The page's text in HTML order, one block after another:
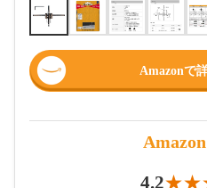
Amazonで
Amazon
4.2